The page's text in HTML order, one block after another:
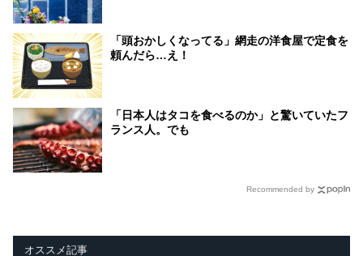
「頭おかしくなってる」網走の洋食屋で定食を
頼んだら…え！
「日本人はタコを食べるのか」と驚いていたフ
ランス人。でも
Recommended by
オススメ記事